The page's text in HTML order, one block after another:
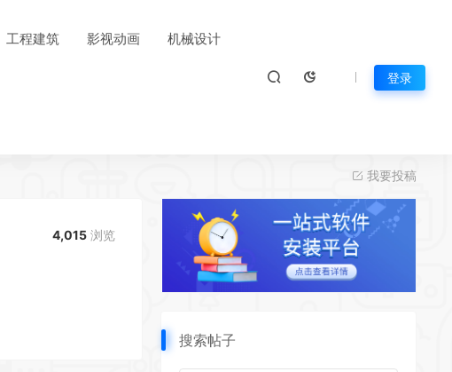
工程建筑 影视动画 机械设计
登录
我要投稿
4,015 浏览
搜索帖子